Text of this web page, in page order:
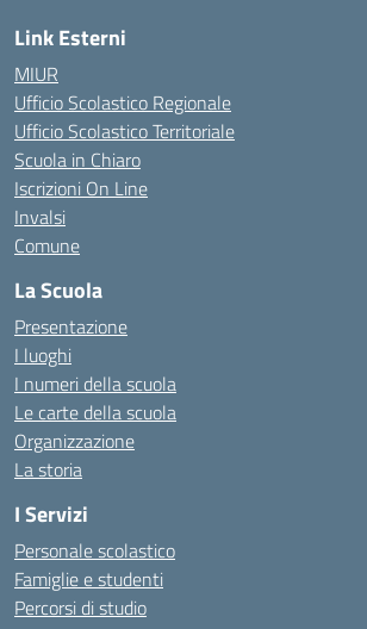
Link Esterni
MIUR
Ufficio Scolastico Regionale
Ufficio Scolastico Territoriale
Scuola in Chiaro
Iscrizioni On Line
Invalsi
Comune
La Scuola
Presentazione
I luoghi
I numeri della scuola
Le carte della scuola
Organizzazione
La storia
I Servizi
Personale scolastico
Famiglie e studenti
Percorsi di studio